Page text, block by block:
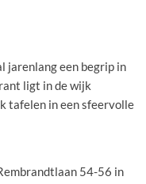
jarenlang een begrip in
ligt in de wijk
tafelen in een sfeervolle
54-56 in